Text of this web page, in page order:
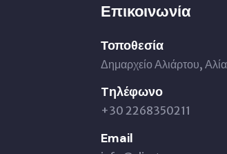
Επικοινωνία
Τοποθεσία
Δημαρχείο Αλιάρτου,
Tηλέφωνο
+30 2268350211
Email